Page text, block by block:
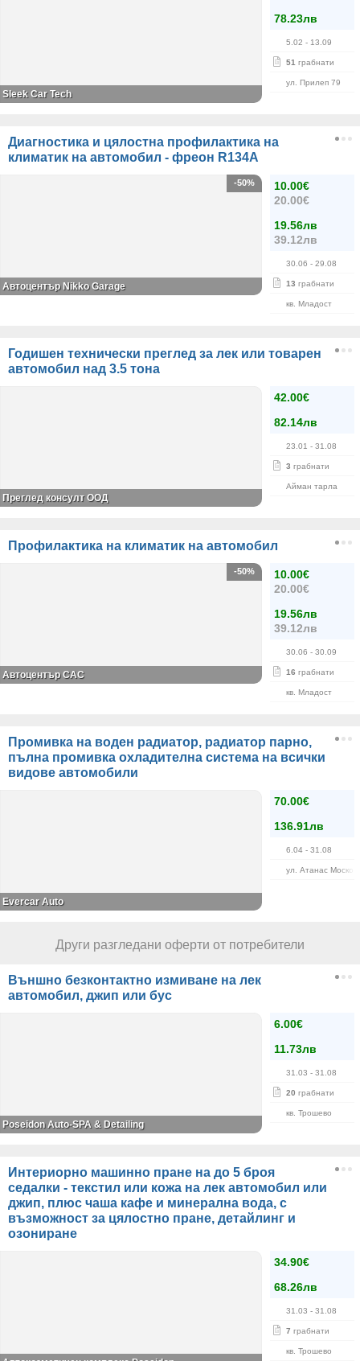
78.23лв
5.02 - 13.09
51 грабнати
ул. Прилеп 79
Sleek Car Tech
Диагностика и цялостна профилактика на
климатик на автомобил - фреон R134А
10.00€
20.00€
19.56лв
39.12лв
30.06 - 29.08
13 грабнати
кв. Младост
-50%
Автоцентър Nikko Garage
Годишен технически преглед за лек или товарен
автомобил над 3.5 тона
42.00€
82.14лв
23.01 - 31.08
3 грабнати
Айман тарла
Преглед консулт ООД
Профилактика на климатик на автомобил
10.00€
20.00€
19.56лв
39.12лв
30.06 - 30.09
16 грабнати
кв. Младост
-50%
Автоцентър САС
Промивка на воден радиатор, радиатор парно,
пълна промивка охладителна система на всички
видове автомобили
70.00€
136.91лв
6.04 - 31.08
ул. Атанас Москов
Evercar Auto
Други разгледани оферти от потребители
Външно безконтактно измиване на лек
автомобил, джип или бус
6.00€
11.73лв
31.03 - 31.08
20 грабнати
кв. Трошево
Poseidon Auto-SPA & Detailing
Интериорно машинно пране на до 5 броя
седалки - текстил или кожа на лек автомобил или
джип, плюс чаша кафе и минерална вода, с
възможност за цялостно пране, детайлинг и
озониране
34.90€
68.26лв
31.03 - 31.08
7 грабнати
кв. Трошево